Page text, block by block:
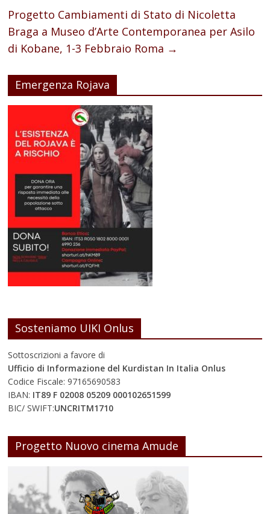
Progetto Cambiamenti di Stato di Nicoletta
Braga a Museo d’Arte Contemporanea per Asilo
di Kobane, 1-3 Febbraio Roma →
Emergenza Rojava
Sosteniamo UIKI Onlus
Sottoscrizioni a favore di
Ufficio di Informazione del Kurdistan In Italia Onlus
Codice Fiscale: 97165690583
IBAN: IT89 F 02008 05209 000102651599
BIC/ SWIFT:UNCRITM1710
Progetto Nuovo cinema Amude